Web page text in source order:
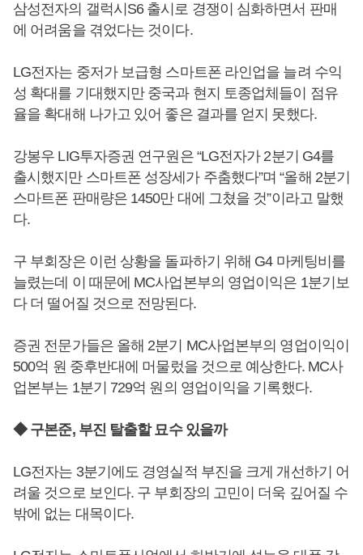
삼성전자의 갤럭시S6 출시로 경쟁이 심화하면서 판매
에 어려움을 겪었다는 것이다.
LG전자는 중저가 보급형 스마트폰 라인업을 늘려 수익
성 확대를 기대했지만 중국과 현지 토종업체들이 점유
율을 확대해 나가고 있어 좋은 결과를 얻지 못했다.
강봉우 LIG투자증권 연구원은 “LG전자가 2분기 G4를
출시했지만 스마트폰 성장세가 주춤했다”며 “올해 2분기
스마트폰 판매량은 1450만 대에 그쳤을 것”이라고 말했
다.
구 부회장은 이런 상황을 돌파하기 위해 G4 마케팅비를
늘렸는데 이 때문에 MC사업본부의 영업이익은 1분기보
다 더 떨어질 것으로 전망된다.
증권 전문가들은 올해 2분기 MC사업본부의 영업이익이
500억 원 중후반대에 머물렀을 것으로 예상한다. MC사
업본부는 1분기 729억 원의 영업이익을 기록했다.
◆ 구본준, 부진 탈출할 묘수 있을까
LG전자는 3분기에도 경영실적 부진을 크게 개선하기 어
려울 것으로 보인다. 구 부회장의 고민이 더욱 깊어질 수
밖에 없는 대목이다.